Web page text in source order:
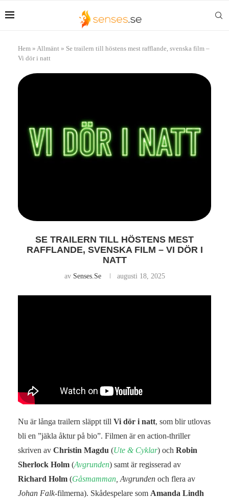
Hem » Allmänt » Se trailern till höstens mest rafflande, svenska film –
Vi dör i natt
SE TRAILERN TILL HÖSTENS MEST
RAFFLANDE, SVENSKA FILM – VI DÖR I
NATT
av Senses.se augusti 18, 2025
Nu är långa trailern släppt till Vi dör i natt, som blir utlovas
bli en ”jäkla åktur på bio”. Filmen är en action-thriller
skriven av Christin Magdu (Ute & Cyklar) och Robin
Sherlock Holm (Avgrunden) samt är regisserad av
Richard Holm (Gåsmamman , Avgrunden och flera av
Johan Falk-filmerna). Skådespelare som Amanda Lindh